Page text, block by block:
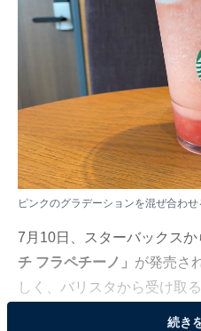
ピンクのグラデーションを混ぜ合わ
7月10日、スターバックスか
チ フラペチーノ」 が発売さ
しく、バリスタから受け取
一品です！ クリーム、ピー
続き